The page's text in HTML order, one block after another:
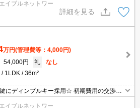
イブルネットワー
詳細を見る
万円(管理費等：4,000円)
54,000円 礼
なし
1LDK 36m²
にディンプルキー採用☆ 初期費用の交渉
で！！
イブルネットワー